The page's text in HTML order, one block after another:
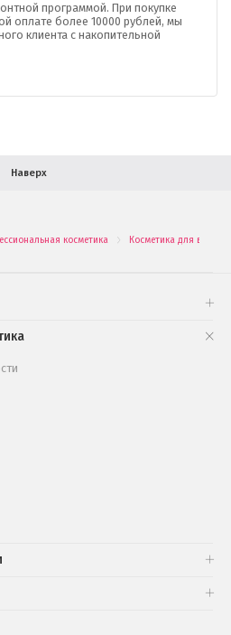
программой. При покупке
оплате более 10000 рублей, мы
клиента с накопительной
Наверх
косметика . Косметика для волос